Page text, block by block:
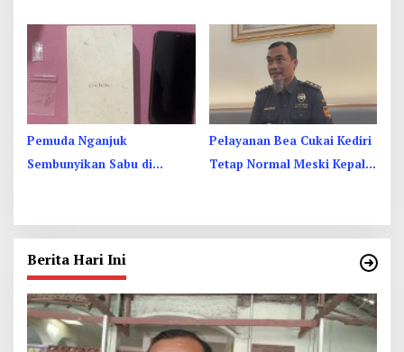
Kediri Ditangkap
Begini Aksi Liciknya
Pemuda Nganjuk
Sembunyikan Sabu di
Pelayanan Bea Cukai Kediri
Tetap Normal Meski Kepala
Berita Hari Ini